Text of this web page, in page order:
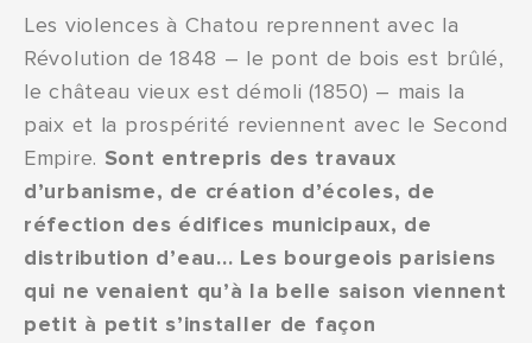
Les violences à Chatou reprennent avec la
Révolution de 1848 – le pont de bois est brûlé,
le château vieux est démoli (1850) – mais la
paix et la prospérité reviennent avec le Second
Empire. Sont entrepris des travaux
d’urbanisme, de création d’écoles, de
réfection des édifices municipaux, de
distribution d’eau… Les bourgeois parisiens
qui ne venaient qu’à la belle saison viennent
petit à petit s’installer de façon